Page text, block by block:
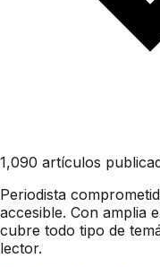
1,090 artículos
Periodista
accesible. Con amplia
cubre todo tipo de
lector.